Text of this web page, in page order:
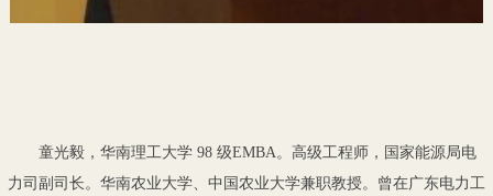
童光毅，华南理工大学98 级EMBA 。 高级工程师，国家能源局电
力司副司长。华南农业大学、中国农业大学兼职教授。曾在广东电力工